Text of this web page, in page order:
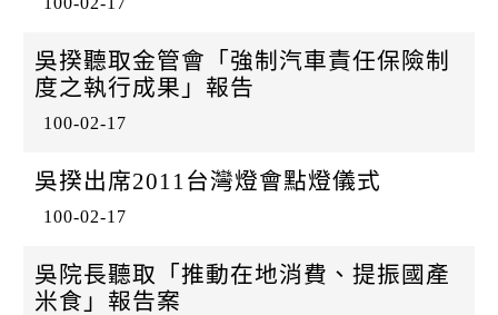
吳揆聽取金管會「強制汽車責任保險制
度之執行成果」報告
100-02-17
吳揆出席2011台灣燈會點燈儀式
100-02-17
吳院長聽取「推動在地消費、提振國產
米食」報告案